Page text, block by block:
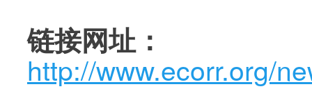
链接网址：
http://www.ecorr.org/